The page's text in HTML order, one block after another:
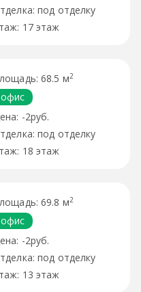
под отделку
17 этаж
68.5 м2
офис
-2руб.
под отделку
18 этаж
69.8 м2
офис
-2руб.
под отделку
13 этаж